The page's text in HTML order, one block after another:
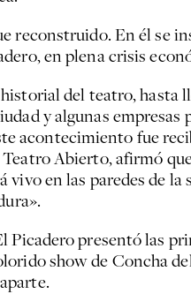
reconstruido. En él se
en plena crisis
del teatro,
y algunas
acontecimiento fue
Abierto, afirmó
vivo en las paredes de
Picadero presentó las
show de Concha